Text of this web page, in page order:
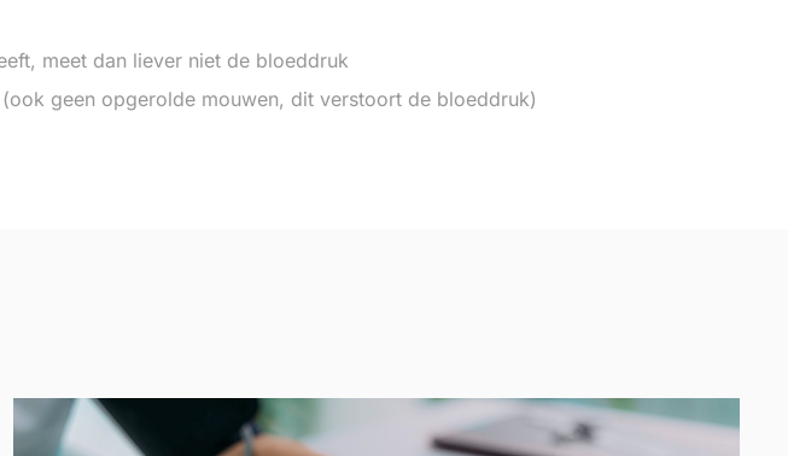
meet dan liever niet de bloeddruk
geen opgerolde mouwen, dit verstoort de bloeddruk)